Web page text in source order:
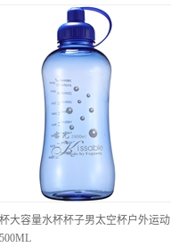
大容量水杯杯子男太空杯户外运动